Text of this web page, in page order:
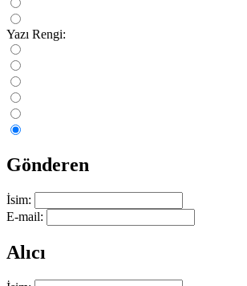
Yazı Rengi:
Gönderen
İsim:
E-mail:
Alıcı